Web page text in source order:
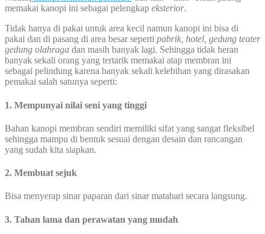
memakai kanopi ini sebagai pelengkap eksterior.
Tidak hanya di pakai untuk area kecil namun kanopi ini bisa di
pakai dan di pasang di area besar seperti pabrik, hotel, gedung teater
gedung olahraga dan masih banyak lagi. Sehingga tidak heran
banyak sekali orang yang tertarik memakai atap membran ini
sebagai pelindung karena banyak sekali kelebihan yang dirasakan
pemakai salah satunya seperti:
1. Mempunyai nilai seni yang tinggi
Bahan kanopi membran sendiri memiliki sifat yang sangat fleksibel
sehingga mampu di bentuk sesuai dengan desain dan rancangan
yang sudah kita siapkan.
2. Membuat sejuk
Bisa menyerap sinar paparan dari sinar matahari secara langsung.
3. Tahan lama dan perawatan yang mudah